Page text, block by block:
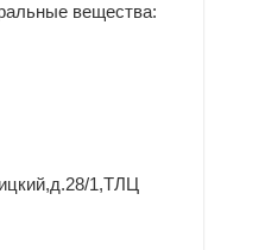
вещества:
1,ТЛЦ